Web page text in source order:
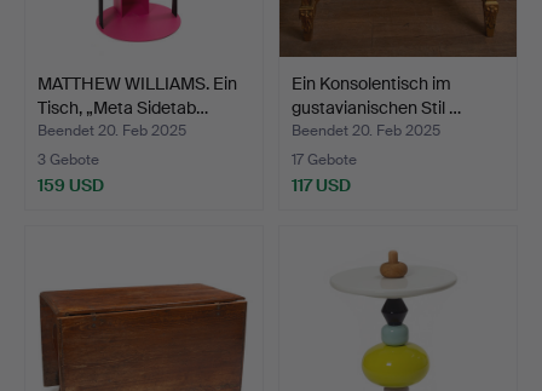
MATTHEW WILLIAMS. Ein
Tisch, „Meta Sidetab…
Beendet 20. Feb 2025
3 Gebote
159 USD
Ein Konsolentisch im
gustavianischen Stil …
Beendet 20. Feb 2025
17 Gebote
117 USD